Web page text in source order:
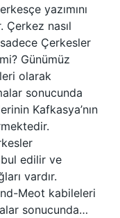
yazımını
nasıl
Çerkesler
Günümüz
olarak
sonucunda
Kafkasya’nın
edilir ve
vardır.
Meot kabileleri
sonucunda…